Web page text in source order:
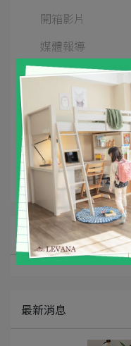
開箱影片
媒體報導
Kids兒童床
五合一嬰兒床
四合一嬰兒床
三合一嬰兒床
床寢周邊
文章分類
最新消息